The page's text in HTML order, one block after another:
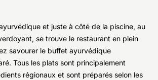
et juste à côté de la piscine, au
se trouve le restaurant en plein
savourer le buffet ayurvédique
Tous les plats sont principalement
régionaux et sont préparés selon les